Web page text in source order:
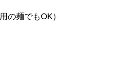
の麺でもOK）